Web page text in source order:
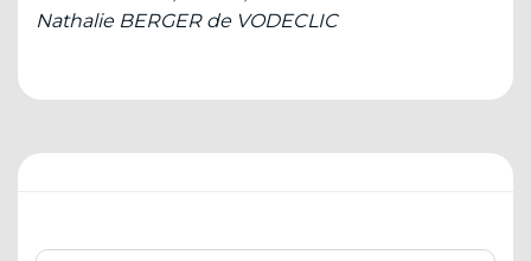
Nathalie BERGER de VODECLIC